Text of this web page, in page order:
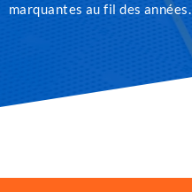
marquantes au fil des années.